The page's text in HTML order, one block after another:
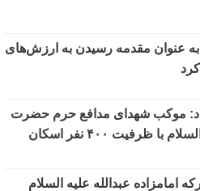
عنوان مقدمه رسیدن به ارزش‌های
موکب شهدای مدافع حرم حضرت
علی اصغر علیه السلام با ظرفیت ۴۰۰ نفر اسکان
امامزاده عبدالله علیه السلام